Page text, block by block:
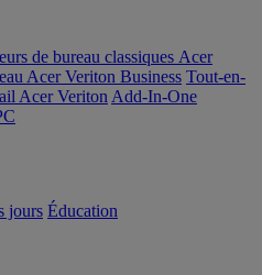
de bureau classiques Acer
Acer Veriton Business Tout-en-
Acer Veriton Add-In-One
jours Éducation